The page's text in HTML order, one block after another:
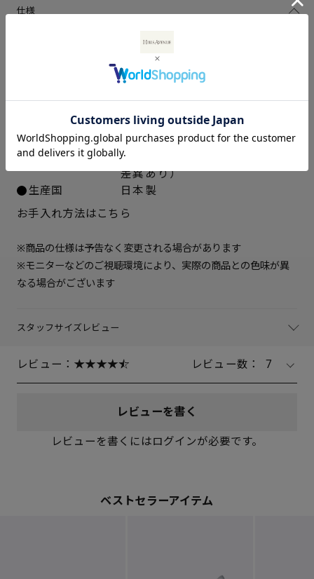
22cm
○ 在庫あり
○ 在庫あり
24cm ○ 在庫あり
24.5cm ○ 在庫あり
25cm △ 残りわずか
仕様
ブラックエナメル：牛革キップ
エナメル
ブラックスムース：ラム革スム
中敷き
合成皮革
ソール素材
ポリウレタン
ヒールの高さ
約5.5cm
重さ（片足）
約245ｇ（サイズにより多少の
差異あり）
生産国
日本製
お手入れ方法はこちら
※商品の仕様は予告なく変更される場合があります
※モニターなどのご視聴環境により、実際の商品との色味が異
なる場合がございます
スタッフサイズレビュー
レビュー： レビュー数： 7
レビューを書く
レビューを書くにはログインが必要です。
ベストセラーアイテム